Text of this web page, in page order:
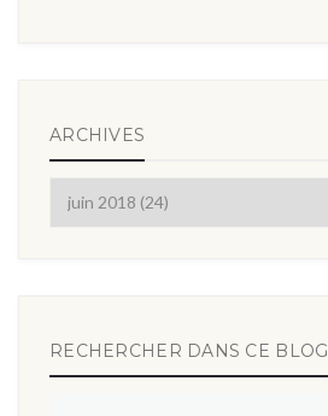
ARCHIVES
RECHERCHER DANS CE BLOG